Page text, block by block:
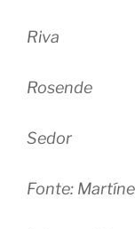
Sedor
Fonte: